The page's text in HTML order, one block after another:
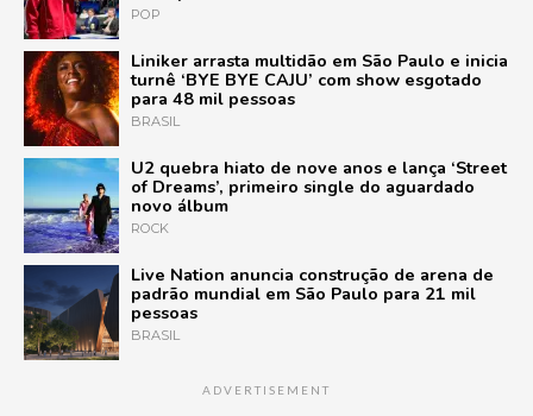
POP
Liniker arrasta multidão em São Paulo e inicia
turnê ‘BYE BYE CAJU’ com show esgotado
para 48 mil pessoas
BRASIL
U2 quebra hiato de nove anos e lança ‘Street
of Dreams’, primeiro single do aguardado
novo álbum
ROCK
Live Nation anuncia construção de arena de
padrão mundial em São Paulo para 21 mil
pessoas
BRASIL
ADVERTISEMENT